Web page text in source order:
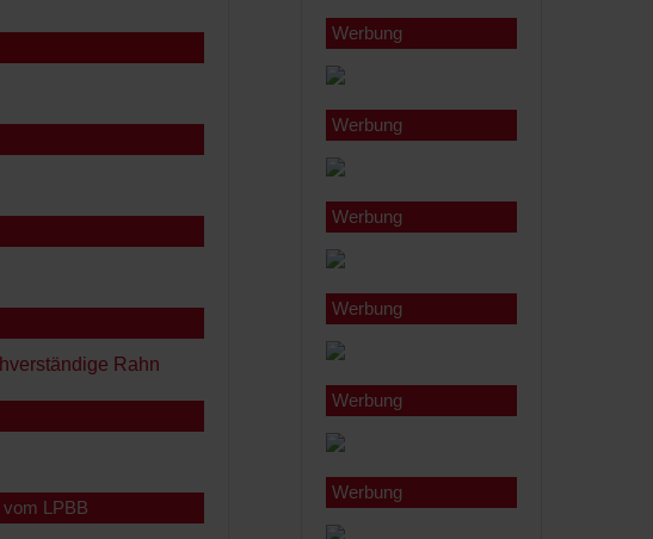
LPBB
Werbung
Werbung
Werbung
Werbung
Werbung
Werbung